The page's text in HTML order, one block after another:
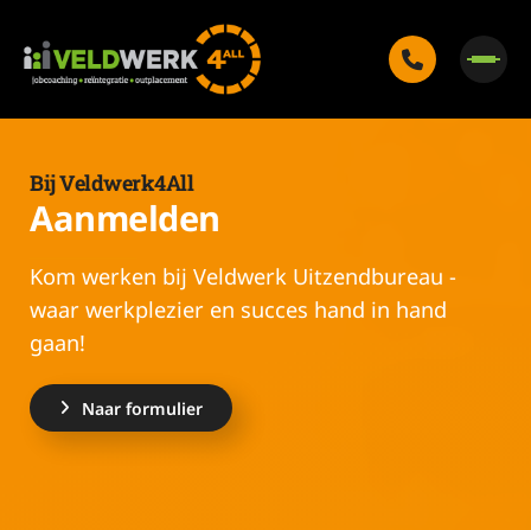
Bij Veldwerk4All
Aanmelden
Kom werken bij Veldwerk Uitzendbureau -
waar werkplezier en succes hand in hand
gaan!
Naar formulier